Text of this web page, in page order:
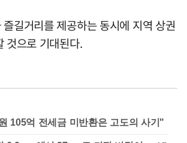
길거리를 제공하는 동시에 지역 상권
것으로 기대된다.
105억 전세금 미반환은 고도의 사기"